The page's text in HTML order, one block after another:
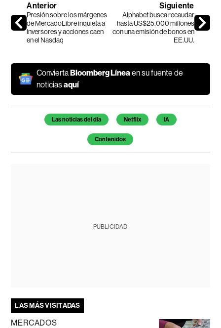
Anterior
Presión sobre los márgenes
de MercadoLibre inquieta a
inversores y acciones caen
en el Nasdaq
Siguiente
Alphabet busca recaudar
hasta US$25.000 millones
con una emisión de bonos en
EE.UU.
ConviertaBloomberg Línea en su fuente de
noticiasaquí
Temas de este artículo
Las noticias del día Netflix IA
Contenidos
PUBLICIDAD
LAS MÁS VISITADAS
MERCADOS